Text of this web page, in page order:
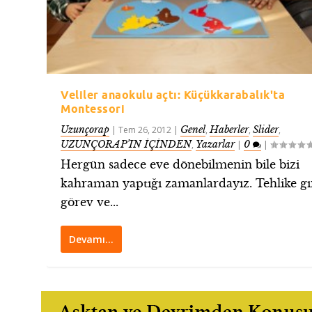
Veliler anaokulu açtı: Küçükkarabalık'ta
Montessori
Uzunçorap |Tem 26, 2012 | Genel,Haberler,Slider,
UZUNÇORAP’IN İÇİNDEN, Yazarlar| 0 |
Hergün sadece eve dönebilmenin bile bizi
kahraman yaptığı zamanlardayız. Tehlike
görev ve...
Devamı…